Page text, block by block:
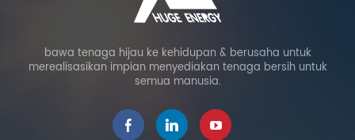
bawa tenaga hijau ke kehidupan & berusaha untuk
merealisasikan impian menyediakan tenaga bersih untuk
semua manusia.